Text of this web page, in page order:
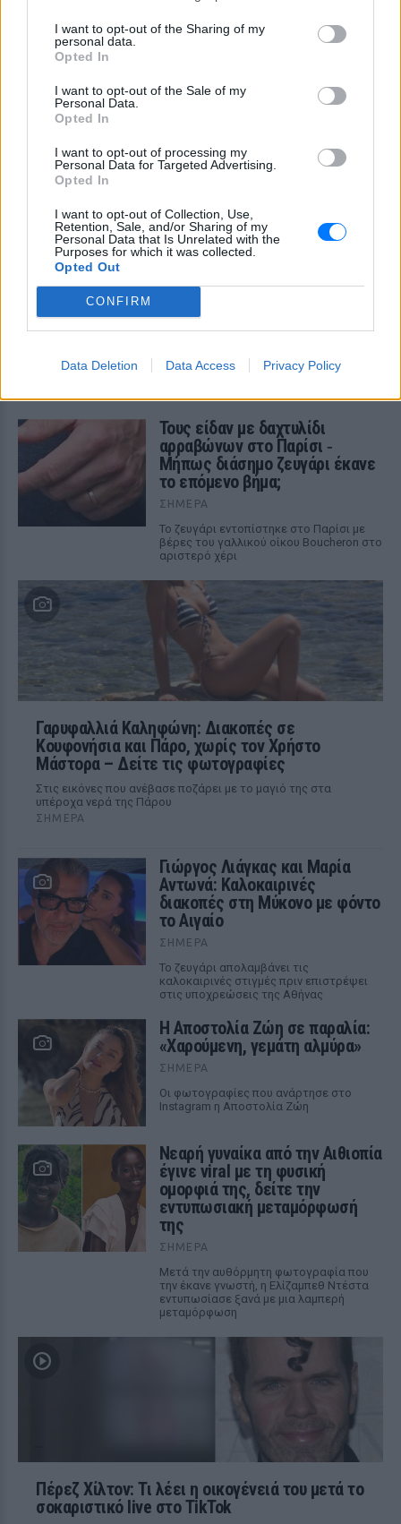
I want to opt-out of the Sharing of my
personal data.
Opted In
I want to opt-out of the Sale of my
Personal Data.
Opted In
I want to opt-out of processing my
Personal Data for Targeted Advertising.
Opted In
I want to opt-out of Collection, Use,
Retention, Sale, and/or Sharing of my
Personal Data that Is Unrelated with the
Purposes for which it was collected.
Opted Out
CONFIRM
Data Deletion Data Access Privacy Policy
ΣΤΗΝ ΙΔΙΑ ΚΑΤΗΓΟΡΙΑ
O Γιώργος Παράσχος ξανά στο
ΣΉΜΕΡΑ
χαμόγελο στους followers του
Βλαδίμηρος Κυριακίδης: «Ο
Θεός είναι δημιούργημα του
αυτόν»
ΣΉΜΕΡΑ
Κυριακίδης εξήγησε γιατί δεν πιστεύει
Τους είδαν με δαχτυλίδι
αρραβώνων στο Παρίσι ‑
Μήπως διάσημο ζευγάρι έκανε
το επόμενο βήμα;
ΣΉΜΕΡΑ
Το ζευγάρι εντοπίστηκε στο Παρίσι με
βέρες του γαλλικού οίκου Boucheron στο
αριστερό χέρι
Γαρυφαλλιά Καληφώνη: Διακοπές σε
Κουφονήσια και Πάρο, χωρίς τον Χρήστο
Μάστορα – Δείτε τις φωτογραφίες
Στις εικόνες που ανέβασε ποζάρει με το μαγιό της στα
υπέροχα νερά της Πάρου
ΣΉΜΕΡΑ
Γιώργος Λιάγκας και Μαρία
Αντωνά: Καλοκαιρινές
διακοπές στη Μύκονο με φόντο
το Αιγαίο
ΣΉΜΕΡΑ
Το ζευγάρι απολαμβάνει τις
καλοκαιρινές στιγμές πριν επιστρέψει
στις υποχρεώσεις της Αθήνας
Η Αποστολία Ζώη σε παραλία:
«Χαρούμενη, γεμάτη αλμύρα»
ΣΉΜΕΡΑ
Οι φωτογραφίες που ανάρτησε στο
Instagram η Αποστολία Ζώη
Νεαρή γυναίκα από την Αιθιοπία
έγινε viral με τη φυσική
ομορφιά της, δείτε την
εντυπωσιακή μεταμόρφωσή
της
ΣΉΜΕΡΑ
Μετά την αυθόρμητη φωτογραφία που
την έκανε γνωστή, η Ελίζαμπεθ Ντέστα
εντυπωσίασε ξανά με μια λαμπερή
μεταμόρφωση
Πέρεζ Χίλτον: Τι λέει η οικογένειά του μετά το
σοκαριστικό live στο TikTok